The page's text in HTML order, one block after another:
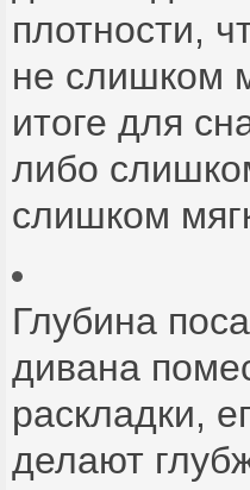
плотности,
не слишком
итоге для
либо
слишком
Глубина
дивана
раскладки,
делают